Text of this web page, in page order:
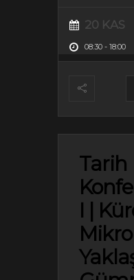
20 KAS
08:30 - 18:00
Tarih
I |